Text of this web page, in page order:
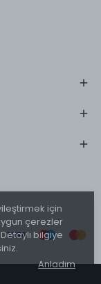
için
çerezler
bilgiye
Anladım